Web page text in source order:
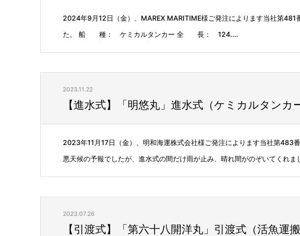
2024年9月12日（金）、MAREX MARITIME様ご発注によります当社第481
た。 船 種： ケミカルタンカー 全 長： 124....
2023.11.22
【進水式】「明悠丸」進水式（ケミカルタン
2023年11月17日（金）、明和海運株式会社様ご発注によります当社第483
悪天候の予報でしたが、進水式の間だけ雨が止み、晴れ間がのぞいてくれま
2023.07.26
【引渡式】「第六十八開洋丸」引渡式（活魚運